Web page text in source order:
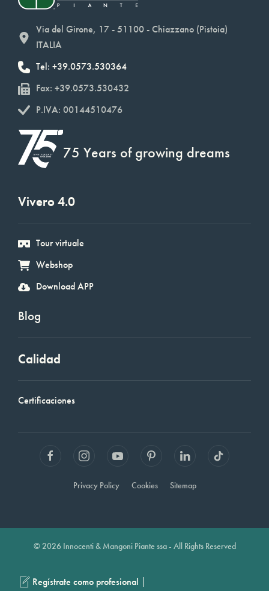
Via del Girone, 17 - 51100 - Chiazzano (Pistoia)
ITALIA
Tel: +39.0573.530364
Fax: +39.0573.530432
P.IVA: 00144510476
75 Years of growing dreams
Vivero 4.0
Tour virtuale
Webshop
Download APP
Blog
Calidad
Certificaciones
Privacy Policy Cookies Sitemap
© 2026 Innocenti & Mangoni Piante ssa - All Rights Reserved
Regístrate como profesional |